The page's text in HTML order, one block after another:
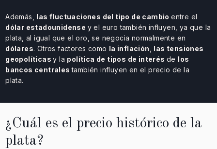
Además, las fluctuaciones del tipo de cambioentre el
dólar estadounidense y el euro también influyen, ya que la
plata, al igual que el oro, se negocia normalmente en
dólares. Otros factores como la inflación
las tensiones
geopolíticasy la política de tipos de interés de los
bancos centralestambién influyen en el precio de la
plata.
¿Cuál es el precio histórico de la
plata?